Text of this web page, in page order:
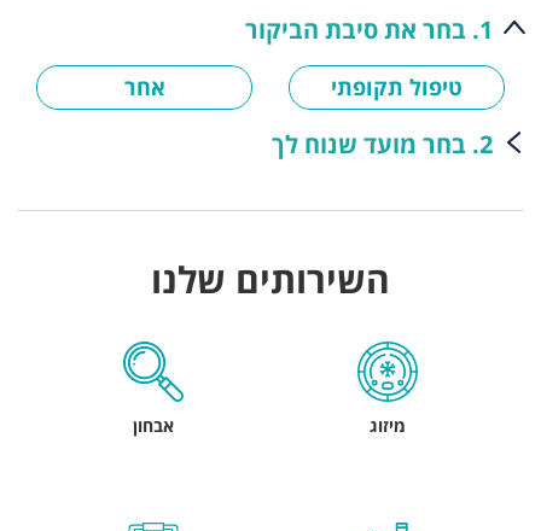
1. בחר את סיבת הביקור
טיפול תקופתי אחר
2. בחר מועד שנוח לך
השירותים שלנו
מיזוג אבחון